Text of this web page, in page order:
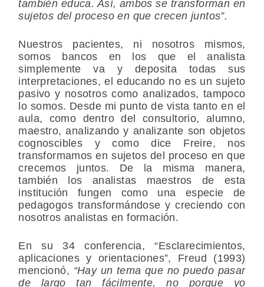
también educa. Así, ambos se transforman en
sujetos del proceso en que crecen juntos”.
Nuestros pacientes, ni nosotros mismos,
somos bancos en los que el analista
simplemente va y deposita todas sus
interpretaciones, el educando no es un sujeto
pasivo y nosotros como analizados, tampoco
lo somos. Desde mi punto de vista tanto en el
aula, como dentro del consultorio, alumno,
maestro, analizando y analizante son objetos
cognoscibles y como dice Freire, nos
transformamos en sujetos del proceso en que
crecemos juntos. De la misma manera,
también los analistas maestros de esta
institución fungen como una especie de
pedagogos transformándose y creciendo con
nosotros analistas en formación.
En su 34 conferencia, “Esclarecimientos,
aplicaciones y orientaciones”, Freud (1993)
mencionó, “Hay un tema que no puedo pasar
de largo tan fácilmente, no porque yo